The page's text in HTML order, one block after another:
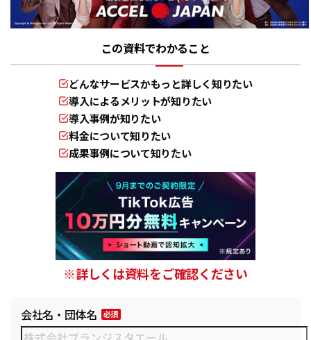
この資料でわかること
どんなサービスかもっと詳しく知りたい
導入によるメリットが知りたい
導入事例が知りたい
料金について知りたい
成果事例について知りたい
※詳しくは資料をご確認ください
会社名・団体名